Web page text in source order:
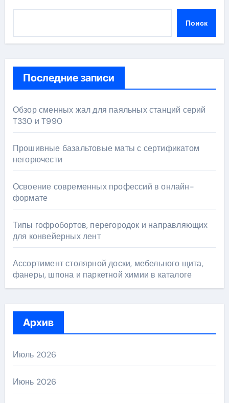
Поиск
Последние записи
Обзор сменных жал для паяльных станций серий
T330 и T990
Прошивные базальтовые маты с сертификатом
негорючести
Освоение современных профессий в онлайн-
формате
Типы гофробортов, перегородок и направляющих
для конвейерных лент
Ассортимент столярной доски, мебельного щита,
фанеры, шпона и паркетной химии в каталоге
Архив
Июль 2026
Июнь 2026